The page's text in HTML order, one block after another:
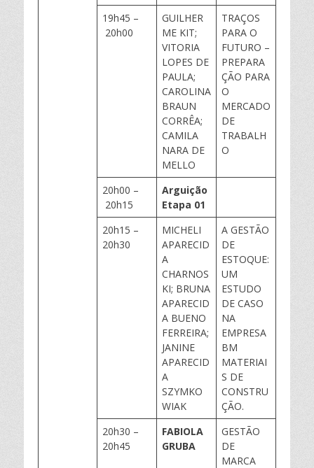
19h45 –
20h00
GUILHER
ME KIT;
VITORIA
LOPES DE
PAULA;
CAROLINA
BRAUN
CORRÊA;
CAMILA
NARA DE
MELLO
TRAÇOS
PARA O
FUTURO –
PREPARA
ÇÃO PARA
O
MERCADO
DE
TRABALH
O
20h00 –
20h15
Arguição
Etapa 01
20h15 –
20h30
MICHELI
APARECID
A
CHARNOS
KI; BRUNA
APARECID
A BUENO
FERREIRA;
JANINE
APARECID
A
SZYMKO
WIAK
A GESTÃO
DE
ESTOQUE:
UM
ESTUDO
DE CASO
NA
EMPRESA
BM
MATERIAI
S DE
CONSTRU
ÇÃO.
20h30 –
20h45
FABIOLA
GRUBA
GESTÃO
DE
MARCA